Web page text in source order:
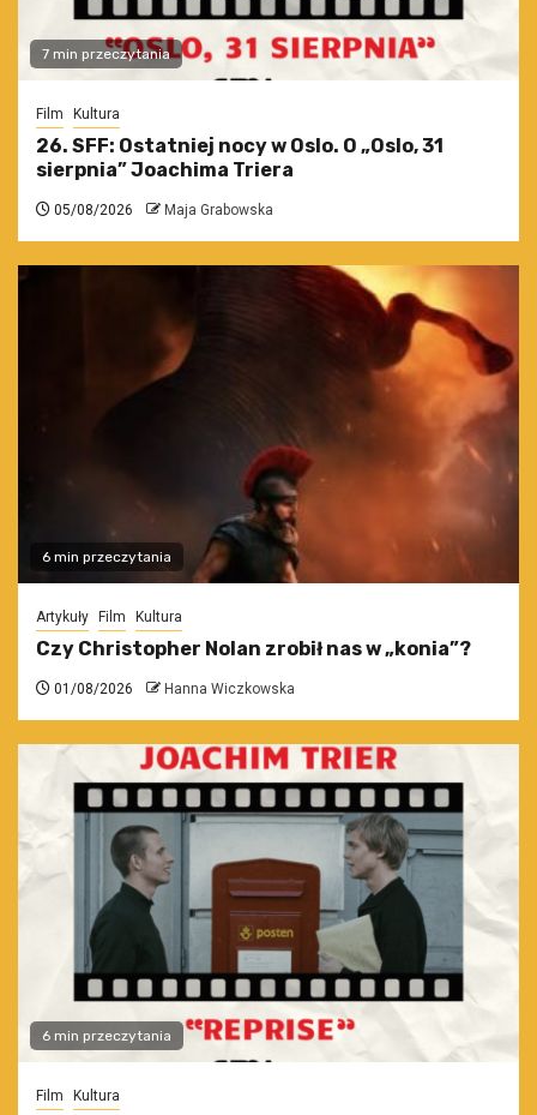
7 min przeczytania
Film Kultura
26. SFF: Ostatniej nocy w Oslo. O „Oslo, 31
sierpnia” Joachima Triera
05/08/2026 Maja Grabowska
6 min przeczytania
Artykuły Film Kultura
Czy Christopher Nolan zrobił nas w „konia”?
01/08/2026 Hanna Wiczkowska
6 min przeczytania
Film Kultura